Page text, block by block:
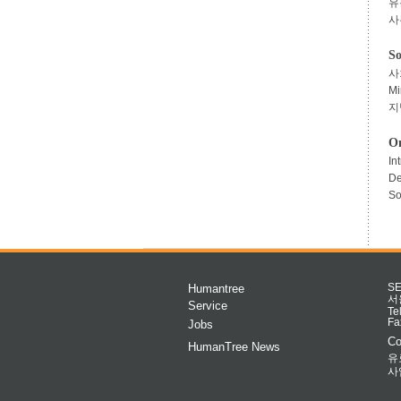
사
사
Humantree
Service
Jobs
HumanTree News
서
유
사